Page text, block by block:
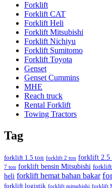
Forklift
Forklift CAT
Forklift Heli
Forklift Mitsubishi
Forklift Nichiyu
Forklift Sumitomo
Forklift Toyota
Genset
Genset Cummins
MHE
Reach truck
Rental Forklift
Towing Tractors
Tag
forklift 1.5 ton forklift 2 ton forklift 2.5
7 ton forklift bensin Mitsubishi forklift
heli forklift hemat bahan bakar
forklift logistik forklift mitsubishi forklift